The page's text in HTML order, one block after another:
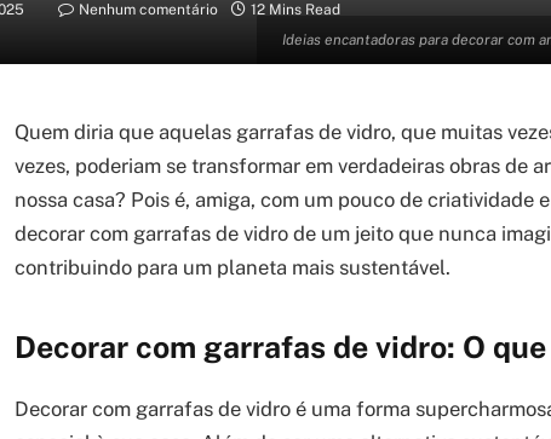
Ideias encantadoras para decorar com
Nenhum comentário 12 Mins Read
Quem diria que aquelas garrafas de vidro, que muitas
vezes, poderiam se transformar em verdadeiras obras de
nossa casa? Pois é, amiga, com um pouco de criatividade
decorar com garrafas de vidro de um jeito que nunca
contribuindo para um planeta mais sustentável.
Decorar com garrafas de vidro: O
Decorar com garrafas de vidro é uma forma